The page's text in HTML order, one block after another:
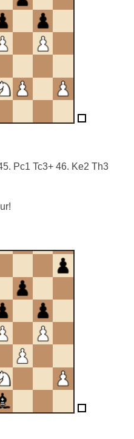
Pc1 Tc3+ 46. Ke2 Th3